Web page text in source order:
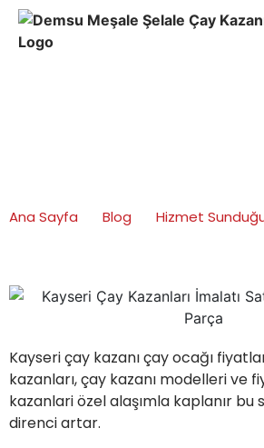
Ana Sayfa Blog
Hizmet
Kayseri çay kazanı çay ocağı
kazanları, çay kazanı modelleri ve
kazanlari özel alaşımla kaplanır bu
direnci artar.